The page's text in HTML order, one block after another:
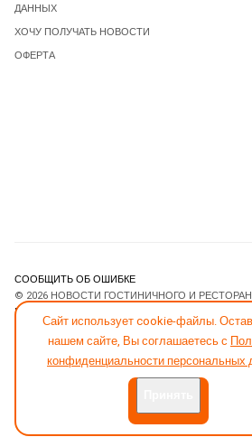
Сайт использует cookie-файлы.
нашем сайте, Вы соглашаетесь с
конфиденциальности персональных
ДАННЫХ
ХОЧУ ПОЛУЧАТЬ НОВОСТИ
ОФЕРТА
СООБЩИТЬ ОБ ОШИБКЕ
© 2026 НОВОСТИ ГОСТИНИЧНОГО И
ESTATE
- ПРОГРАММНОЕ
ЛИЦЕНЗИИGNU GENERAL PUBLIC LICENSE